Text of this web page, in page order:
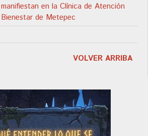
en la Clínica de Atención
de Metepec
VOLVER ARRIBA